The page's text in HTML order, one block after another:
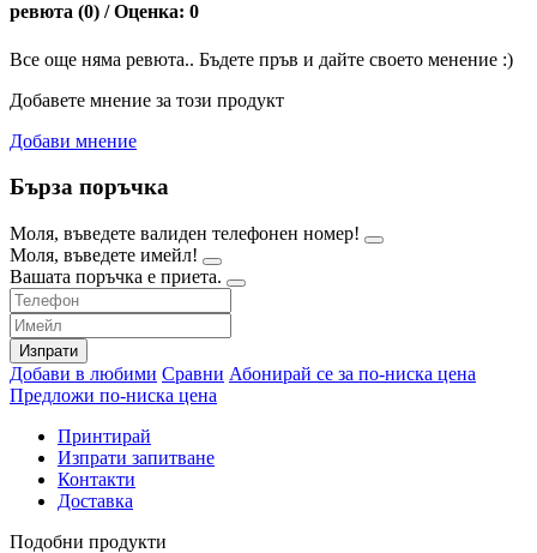
ревюта (0) / Оценка: 0
Все още няма ревюта.. Бъдете пръв и дайте своето менение :)
Добавете мнение за този продукт
Добави мнение
Бърза поръчка
Моля, въведете валиден телефонен номер!
Моля, въведете имейл!
Вашата поръчка е приета.
Изпрати
Добави в любими Сравни Абонирай се за по-ниска цена
Предложи по-ниска цена
Принтирай
Изпрати запитване
Контакти
Доставка
Подобни продукти